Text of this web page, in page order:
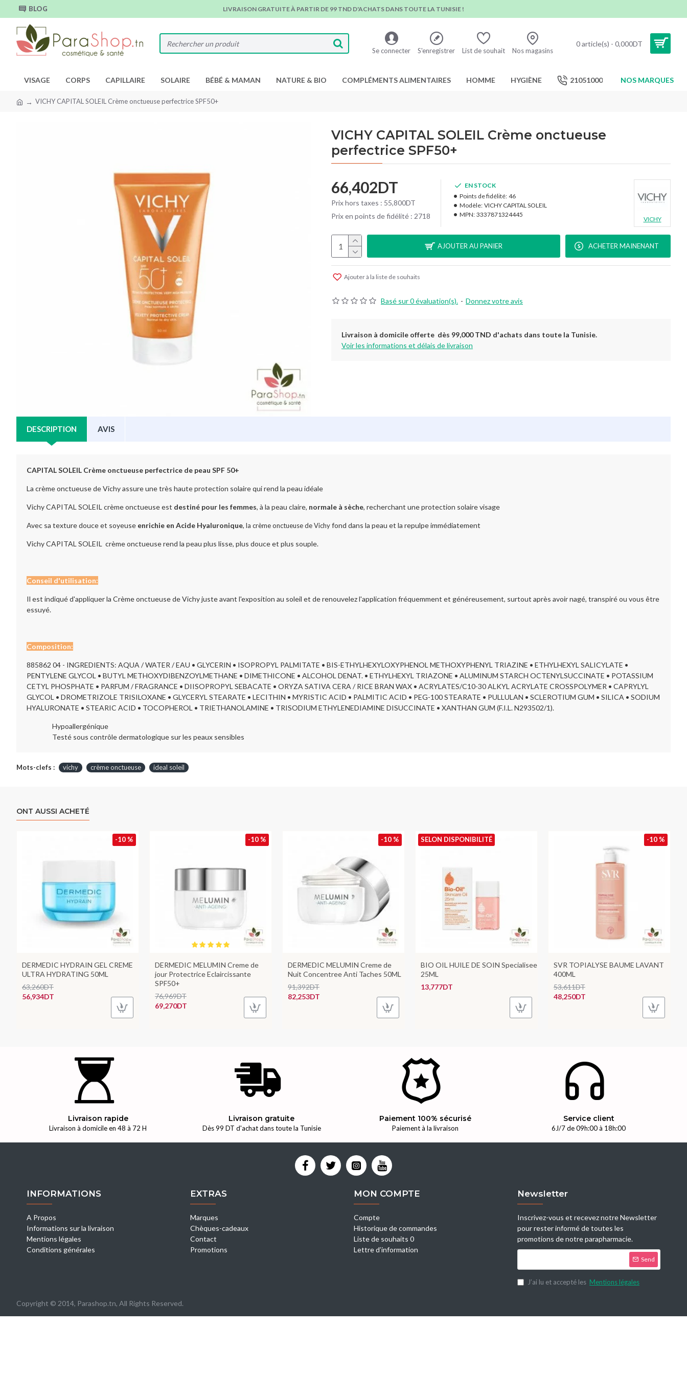
BLOG LIVRAISON GRATUITE À PARTIR DE 99 TND D'ACHATS DANS TOUTE LA TUNISIE !
Se connecter S'enregistrer List de souhait Nos magasins
0 article(s) - 0,000DT
VISAGE CORPS CAPILLAIRE SOLAIRE BÉBÉ & MAMAN NATURE & BIO COMPLÉMENTS ALIMENTAIRES HOMME HYGIÈNE 21051000 NOS MARQUES
VICHY CAPITAL SOLEIL Crème onctueuse perfectrice SPF50+
VICHY CAPITAL SOLEIL Crème onctueuse
perfectrice SPF50+
Basé sur 0 évaluation(s). - Donnez votre avis
66,402DT
Prix hors taxes : 55,800DT
Prix en points de fidélité : 2718
EN STOCK
Points de fidélité: 46
Modèle: VICHY CAPITAL SOLEIL
MPN: 3337871324445
VICHY
AJOUTER AU PANIER ACHETER MAINENANT
Ajouter à la liste de souhaits
Livraison à domicile offerte dès 99,000 TND d'achats dans toute la Tunisie.
Voir les informations et délais de livraison
DESCRIPTION AVIS
CAPITAL SOLEIL Crème onctueuse perfectrice de peau SPF 50+
La crème onctueuse de Vichy assure une très haute protection solaire qui rend la peau idéale
Vichy CAPITAL SOLEIL crème onctueuse est destiné pour les femmes, à la peau claire, normale à sèche, recherchant une protection solaire visage
Avec sa texture douce et soyeuse enrichie en Acide Hyaluronique, la crème onctueuse de Vichyfond dans la peau et la repulpe immédiatement
Vichy CAPITAL SOLEIL crème onctueuse rend la peau plus lisse, plus douce et plus souple.
Conseil d'utilisation:
Il est indiqué d'appliquer la Crème onctueuse de Vichy juste avant l'exposition au soleil et de renouvelez l'application fréquemment et généreusement, surtout après avoir nagé, transpiré ou vous être
essuyé.
Composition:
885862 04 - INGREDIENTS: AQUA / WATER / EAU • GLYCERIN • ISOPROPYL PALMITATE • BIS-ETHYLHEXYLOXYPHENOL METHOXYPHENYL TRIAZINE • ETHYLHEXYL SALICYLATE •
PENTYLENE GLYCOL • BUTYL METHOXYDIBENZOYLMETHANE • DIMETHICONE • ALCOHOL DENAT. • ETHYLHEXYL TRIAZONE • ALUMINUM STARCH OCTENYLSUCCINATE • POTASSIUM
CETYL PHOSPHATE • PARFUM / FRAGRANCE • DIISOPROPYL SEBACATE • ORYZA SATIVA CERA / RICE BRAN WAX • ACRYLATES/C10-30 ALKYL ACRYLATE CROSSPOLYMER • CAPRYLYL
GLYCOL • DROMETRIZOLE TRISILOXANE • GLYCERYL STEARATE • LECITHIN • MYRISTIC ACID • PALMITIC ACID • PEG-100 STEARATE • PULLULAN • SCLEROTIUM GUM • SILICA • SODIUM
HYALURONATE • STEARIC ACID • TOCOPHEROL • TRIETHANOLAMINE • TRISODIUM ETHYLENEDIAMINE DISUCCINATE • XANTHAN GUM (F.I.L. N293502/1).
Hypoallergénique
Testé sous contrôle dermatologique sur les peaux sensibles
Mots-clefs : vichy crème onctueuse ideal soleil
ONT AUSSI ACHETÉ
-10 %
DERMEDIC HYDRAIN GEL CREME
ULTRA HYDRATING 50ML
56,934DT
63,260DT
-10 %
DERMEDIC MELUMIN Creme de
jour Protectrice Eclaircissante
SPF50+
69,270DT
76,969DT
-10 %
DERMEDIC MELUMIN Creme de
Nuit Concentree Anti Taches 50ML
82,253DT
91,392DT
SELON DISPONIBILITÉ
BIO OIL HUILE DE SOIN Specialisee
25ML
13,777DT
-10 %
SVR TOPIALYSE BAUME LAVANT
400ML
48,250DT
53,611DT
Livraison rapide
Livraison à domicile en 48 à 72 H
Livraison gratuite
Dès 99 DT d'achat dans toute la Tunisie
Paiement 100% sécurisé
Paiement à la livraison
Service client
6J/7 de 09h:00 à 18h:00
INFORMATIONS
A Propos
Informations sur la livraison
Mentions légales
Conditions générales
EXTRAS
Marques
Chèques-cadeaux
Contact
Promotions
MON COMPTE
Compte
Historique de commandes
Liste de souhaits 0
Lettre d’information
Newsletter
Inscrivez-vous et recevez notre Newsletter
pour rester informé de toutes les
promotions de notre parapharmacie.
Send
J’ai lu et accepté les Mentions légales
Copyright © 2014, Parashop.tn, All Rights Reserved.